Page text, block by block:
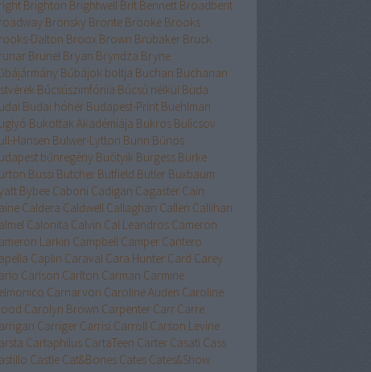
Brighton Brightwell Brit Bennett Broadbent
Bronsky Bronte Brooke Brooks
Dalton Broox Brown Brubaker Bruck
Brunel Bryan Bryndza Bryne
Bűbájok boltja Buchan Buchanan
Búcsúszimfónia Búcsú nélkül Buda
Budai hóhér Budapest-Print Buehlman
Bukottak Akadémiája Bukros Bulicsov
Hansen Bulwer-Lytton Bunn Bűnös
bűnregény Buótyik Burgess Burke
Bussi Butcher Butfield Butler Buxbaum
Bybee Caboni Cadigan Cagaster Cain
Caldera Caldwell Callaghan Callen Callihan
Calonita Calvin Cal Leandros Cameron
Larkin Campbell Camper Cantero
Caplin Caraval Cara Hunter Card Carey
Carlson Carlton Carman Carmine
Carnarvon Caroline Auden Caroline
Carolyn Brown Carpenter Carr Carre
Carriger Carrisi Carroll Carson Levine
Cartaphilus CartaTeen Carter Casati Cass
Castle Cat&Bones Cates Cates&Show